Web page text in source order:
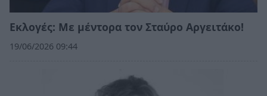
Εκλογές: Με μέντορα τον Σταύρο Αργειτάκο!
19/06/2026 09:44